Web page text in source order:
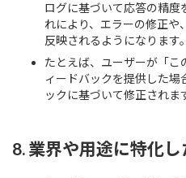
ログに基づいて応答の精度
れにより、エラーの修正や
反映されるようになります。
たとえば、ユーザーが「こ
ィードバックを提供した
ックに基づいて修正されま
8. 業界や用途に特化し